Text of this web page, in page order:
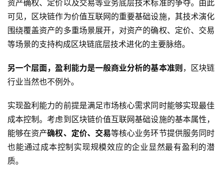
资产确权、定价以及交易等业务底层技术标准的争夺。由此
可见，区块链作为价值互联网的重要基础设施，其技术演化
围绕覆盖资产的多重场景展开，对资产的确权、定价、交易
等场景的支持构成区块链底层技术进化的主要脉络。
另一个层面，盈利能力是一般商业分析的基本准则 ，区块链
行业当然也不例外。
实现盈利能力的前提是满足市场核心需求同时能够实现最佳
成本控制。考虑到区块链价值互联网基础设施的基本属性，
能够在资产确权、定价、交易等核心业务环节提供服务同时
也能通过成本控制实现规模效应的企业显然最有盈利的潜
质。